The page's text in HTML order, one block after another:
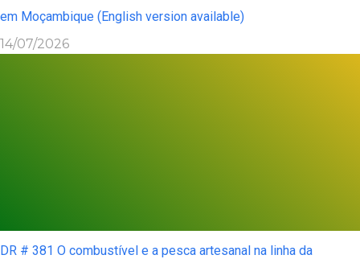
em Moçambique (English version available)
14/07/2026
DR # 381 O combustível e a pesca artesanal na linha da